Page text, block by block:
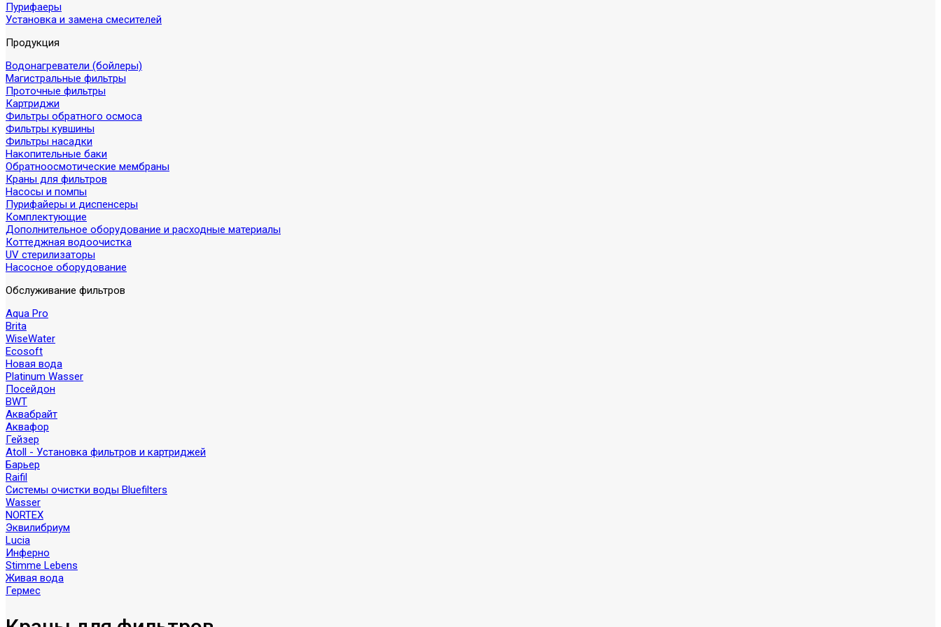
Пурифаеры
Установка и замена смесителей
Продукция
Водонагреватели (бойлеры)
Магистральные фильтры
Проточные фильтры
Картриджи
Фильтры обратного осмоса
Фильтры кувшины
Фильтры насадки
Накопительные баки
Обратноосмотические мембраны
Краны для фильтров
Насосы и помпы
Пурифайеры и диспенсеры
Комплектующие
Дополнительное оборудование и расходные материалы
Коттеджная водоочистка
UV стерилизаторы
Насосное оборудование
Обслуживание фильтров
Aqua Pro
Brita
WiseWater
Ecosoft
Новая вода
Platinum Wasser
Посейдон
BWT
Аквабрайт
Аквафор
Гейзер
Atoll - Установка фильтров и картриджей
Барьер
Raifil
Системы очистки воды Bluefilters
Wasser
NORTEX
Эквилибриум
Lucia
Инферно
Stimme Lebens
Живая вода
Гермес